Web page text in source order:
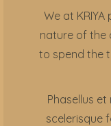
We at
nature of the
to spend the
Phasellus et
scelerisque